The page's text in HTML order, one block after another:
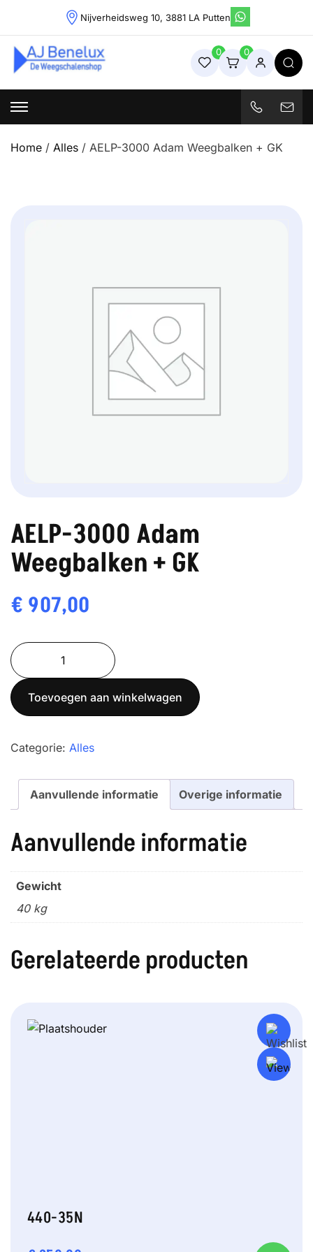
content
Nijverheidsweg 10, 3881 LA Putten
Weegschalenshop | Precisieweegschalen & Industriële
Weegoplossingen
0 0
Home / Alles / AELP-3000 Adam Weegbalken + GK
AELP-3000 Adam
Weegbalken + GK
€ 907,00
AELP-
3000
Adam
Weegbalken
GK
Toevoegen aan winkelwagen
Categorie: Alles
Aanvullende informatie Overige informatie
Aanvullende informatie
Gewicht
40 kg
Gerelateerde producten
440-35N